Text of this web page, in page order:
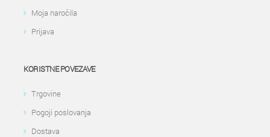
Moja naročila
Prijava
KORISTNE POVEZAVE
Trgovine
Pogoji poslovanja
Dostava